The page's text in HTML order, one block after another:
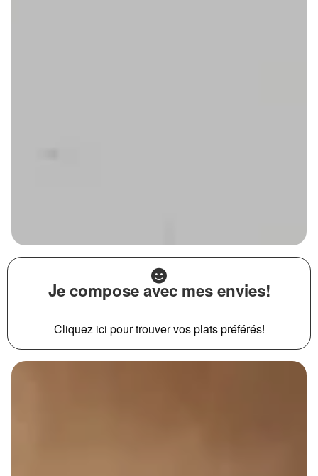
Je compose avec mes envies!
Cliquez ici pour trouver vos plats préférés!